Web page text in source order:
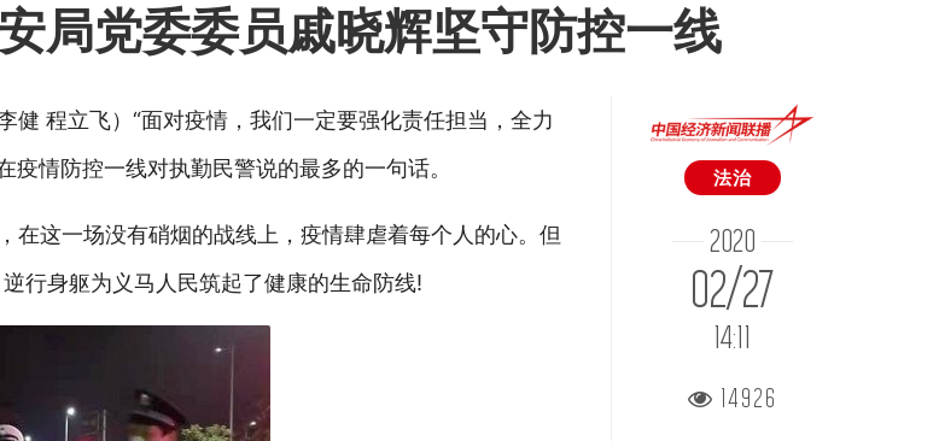
局党委委员戚晓辉坚守防控一线
程立飞）“面对疫情，我们一定要强化责任担当，全力
情防控一线对执勤民警说的最多的一句话。
这一场没有硝烟的战线上，疫情肆虐着每个人的心。但
行身躯为义马人民筑起了健康的生命防线!
法治
2020
02/27
14:11
14926